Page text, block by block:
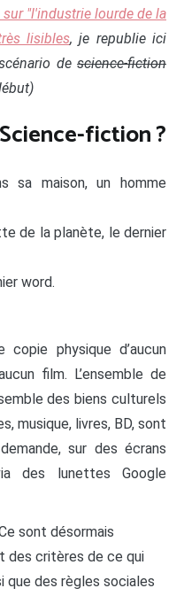
"l'industrie lourde de la
lisibles, je republie ici
de science-fiction
Science-fiction ?
sa maison, un homme
de la planète, le dernier
word.
physique d’aucun
film. L’ensemble de
des biens culturels
musique, livres, BD, sont
sur des écrans
des lunettes Google
sont désormais
des critères de ce qui
que des règles sociales